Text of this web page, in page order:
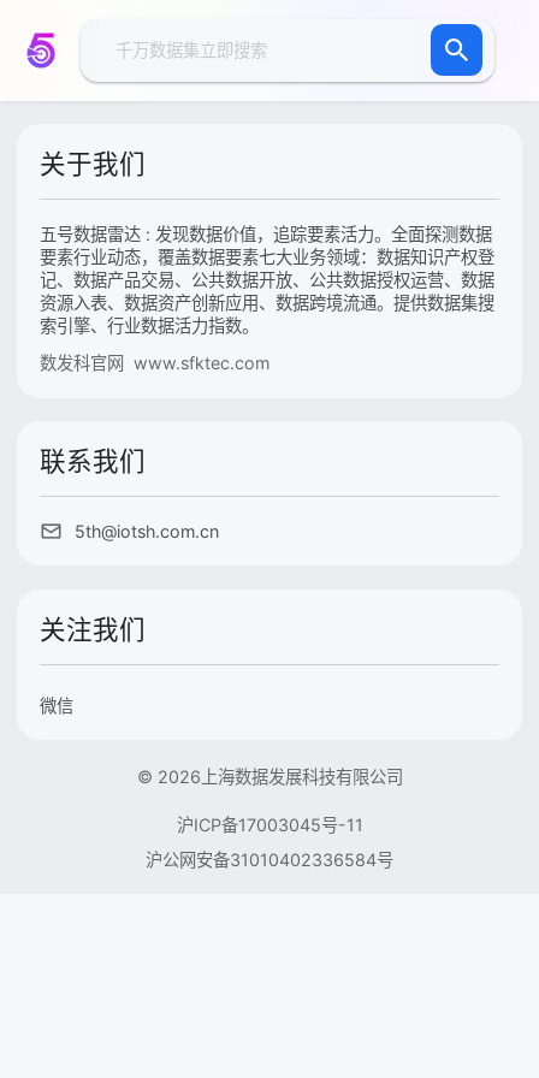
关于我们
五号数据雷达 : 发现数据价值，追踪要素活力。全面探测数据
要素行业动态，覆盖数据要素七大业务领域：数据知识产权登
记、数据产品交易、公共数据开放、公共数据授权运营、数据
资源入表、数据资产创新应用、数据跨境流通。提供数据集搜
索引擎、行业数据活力指数。
数发科官网 www.sfktec.com
联系我们
5th@iotsh.com.cn
关注我们
微信
© 2026上海数据发展科技有限公司
沪ICP备17003045号-11
沪公网安备31010402336584号